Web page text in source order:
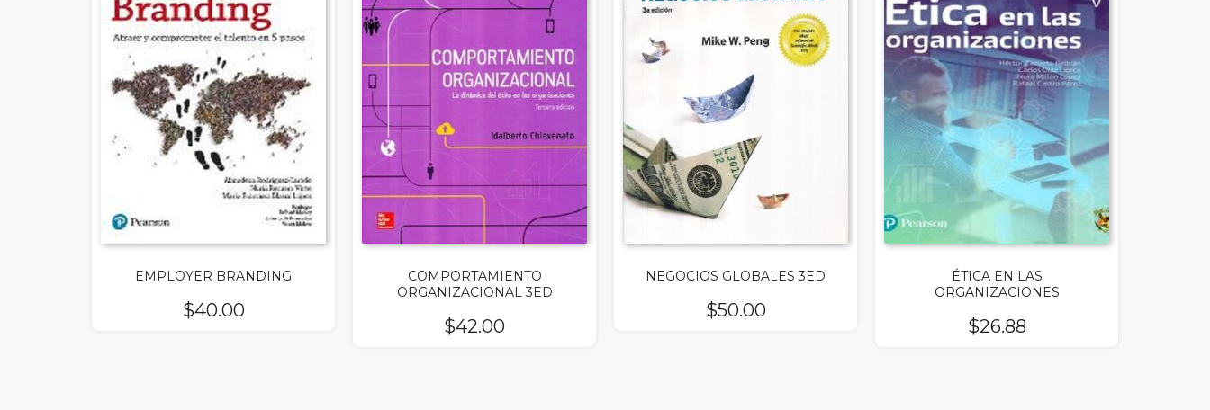
EMPLOYER BRANDING
$40.00
COMPORTAMIENTO
ORGANIZACIONAL 3ED
$42.00
NEGOCIOS GLOBALES 3ED
$50.00
ÉTICA EN LAS
ORGANIZACIONES
$26.88